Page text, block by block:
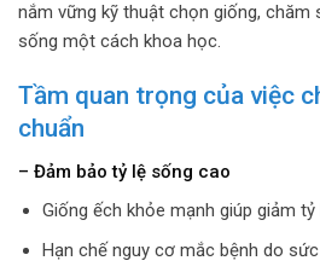
nắm vững kỹ thuật chọn giống, chăm
sống một cách khoa học.
Tầm quan trọng của việc
chuẩn
– Đảm bảo tỷ lệ sống cao
Giống ếch khỏe mạnh giúp giảm
Hạn chế nguy cơ mắc bệnh do